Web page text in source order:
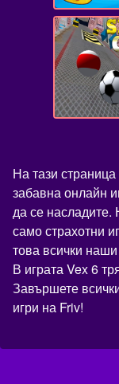
На тази
забавна онлайн
да се
само страхотни
това всички
В играта Vex 6
Завършете
игри на Friv!